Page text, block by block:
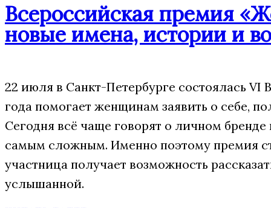
Всероссийская премия
новые имена, истории и
22 июля в Санкт-Петербурге состоялась VI
года помогает женщинам заявить о себе,
Сегодня всё чаще говорят о личном
самым сложным. Именно поэтому премия
участница получает возможность
услышанной.